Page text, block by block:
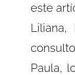
este
Liliana,
Paula,